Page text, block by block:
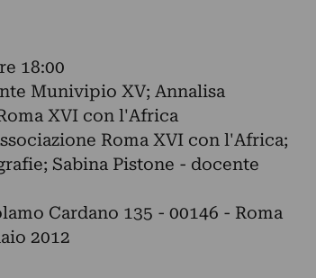
18:00
Munivipio XV; Annalisa
XVI con l'Africa
Roma XVI con l'Africa;
Sabina Pistone - docente
Cardano 135 - 00146 - Roma
2012